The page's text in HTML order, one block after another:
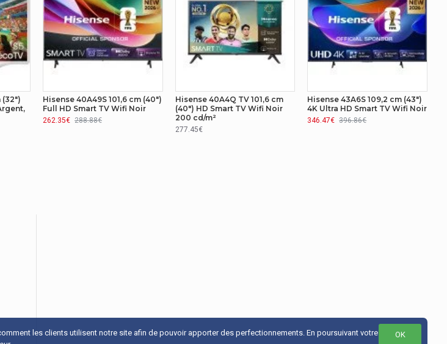
(32")
Hisense 40A49S 101,6 cm (40")
Full HD Smart TV Wifi Noir
262.35€ 288.88€
Hisense 40A4Q TV 101,6 cm
(40") HD Smart TV Wifi Noir
200 cd/m²
277.45€
Hisense 43A6S 109,2 cm (43")
4K Ultra HD Smart TV Wifi Noir
346.47€ 396.86€
OK
les clients utilisent notre site afin de pouvoir apporter des perfectionnements. En poursuivant votre